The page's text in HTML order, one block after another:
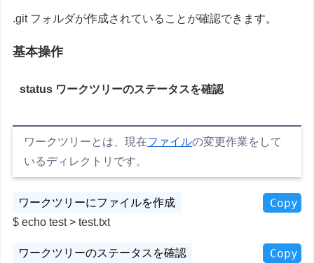
.git フォルダが作成されていることが確認できます。
基本操作
status ワークツリーのステータスを確認
ワークツリーとは、現在ファイルの変更作業をして
いるディレクトリです。
Copy
echo test > test.txt
Copy